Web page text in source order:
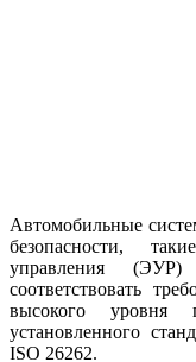
Автомобильные
безопасности,
управления
соответствовать
высокого уровня
установленного
ISO 26262.